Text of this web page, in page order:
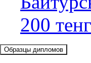
200
Образцы дипломов